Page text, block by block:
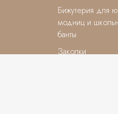
Бижутерия для
модниц и
банты
Заколки